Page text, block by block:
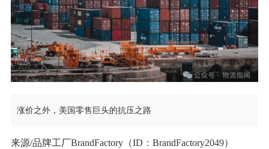
涨价之外，美国零售巨头的抗压之路
来源/品牌工厂BrandFactory（ID：BrandFactory2049）